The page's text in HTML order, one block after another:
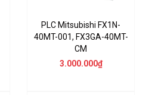
PLC Mitsubishi FX1N-
40MT-001, FX3GA-40MT-
CM
3.000.000₫